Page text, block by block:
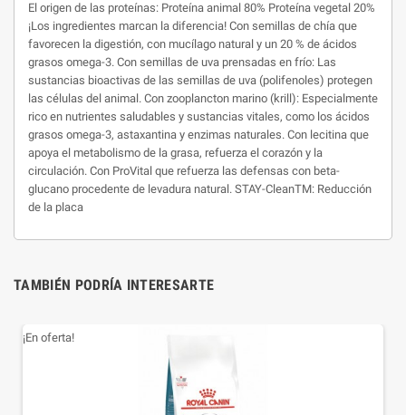
El origen de las proteínas: Proteína animal 80% Proteína vegetal 20%
¡Los ingredientes marcan la diferencia! Con semillas de chía que
favorecen la digestión, con mucílago natural y un 20 % de ácidos
grasos omega-3. Con semillas de uva prensadas en frío: Las
sustancias bioactivas de las semillas de uva (polifenoles) protegen
las células del animal. Con zooplancton marino (krill): Especialmente
rico en nutrientes saludables y sustancias vitales, como los ácidos
grasos omega-3, astaxantina y enzimas naturales. Con lecitina que
apoya el metabolismo de la grasa, refuerza el corazón y la
circulación. Con ProVital que refuerza las defensas con beta-
glucano procedente de levadura natural. STAY-CleanTM: Reducción
de la placa
TAMBIÉN PODRÍA INTERESARTE
¡En oferta!